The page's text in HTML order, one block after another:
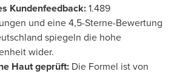
Kundenfeedback:1.489
und eine 4,5-Sterne-Bewertung
spiegeln die hohe
wider.
Haut geprüft: Die Formel ist von